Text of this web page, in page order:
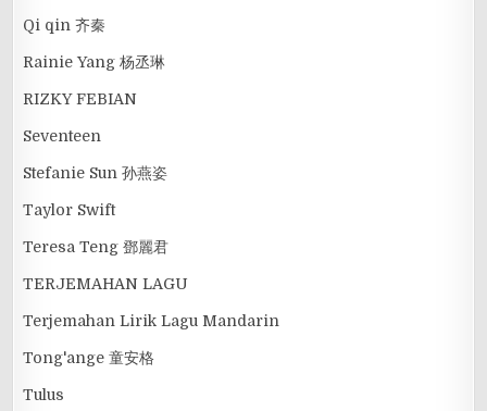
Qi qin 齐秦
Rainie Yang 杨丞琳
RIZKY FEBIAN
Seventeen
Stefanie Sun 孙燕姿
Taylor Swift
Teresa Teng 鄧麗君
TERJEMAHAN LAGU
Terjemahan Lirik Lagu Mandarin
Tong'ange 童安格
Tulus